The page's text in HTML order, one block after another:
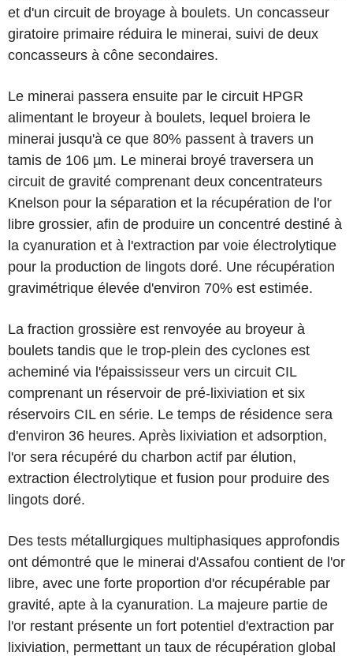
et d'un circuit de broyage à boulets. Un concasseur
giratoire primaire réduira le minerai, suivi de deux
concasseurs à cône secondaires.
Le minerai passera ensuite par le circuit HPGR
alimentant le broyeur à boulets, lequel broiera le
minerai jusqu'à ce que 80% passent à travers un
tamis de 106 µm. Le minerai broyé traversera un
circuit de gravité comprenant deux concentrateurs
Knelson pour la séparation et la récupération de l'or
libre grossier, afin de produire un concentré destiné à
la cyanuration et à l'extraction par voie électrolytique
pour la production de lingots doré. Une récupération
gravimétrique élevée d'environ 70% est estimée.
La fraction grossière est renvoyée au broyeur à
boulets tandis que le trop-plein des cyclones est
acheminé via l'épaississeur vers un circuit CIL
comprenant un réservoir de pré-lixiviation et six
réservoirs CIL en série. Le temps de résidence sera
d'environ 36 heures. Après lixiviation et adsorption,
l'or sera récupéré du charbon actif par élution,
extraction électrolytique et fusion pour produire des
lingots doré.
Des tests métallurgiques multiphasiques approfondis
ont démontré que le minerai d'Assafou contient de l'or
libre, avec une forte proportion d'or récupérable par
gravité, apte à la cyanuration. La majeure partie de
l'or restant présente un fort potentiel d'extraction par
lixiviation, permettant un taux de récupération global